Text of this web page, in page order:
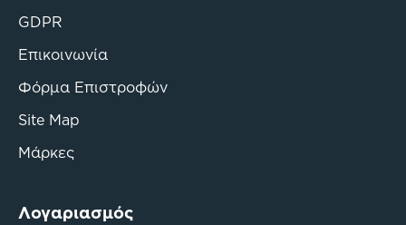
GDPR
Επικοινωνία
Φόρμα Επιστροφών
Site Map
Μάρκες
Λογαριασμός